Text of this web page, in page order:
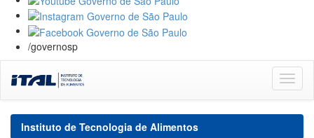
/governosp
navigation
Instituto de Tecnologia de Alimentos